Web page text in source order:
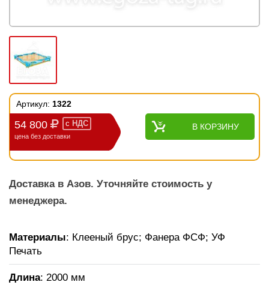
Артикул: 1322
54 800 с НДС
цена без доставки
В КОРЗИНУ
Доставка в Азов. Уточняйте стоимость у
менеджера.
Материалы: Клееный брус; Фанера ФСФ; УФ
Печать
Длина: 2000 мм